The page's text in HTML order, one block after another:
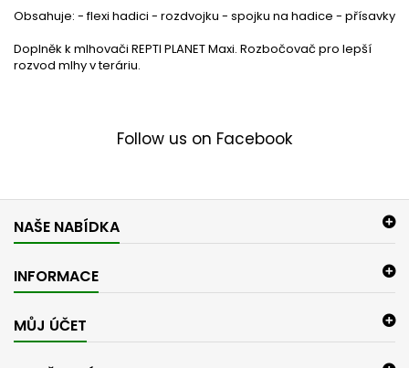
Obsahuje: - flexi hadici - rozdvojku - spojku na hadice - přísavky
Doplněk k mlhovači REPTI PLANET Maxi. Rozbočovač pro lepší
rozvod mlhy v teráriu.
Follow us on Facebook
NAŠE NABÍDKA
INFORMACE
MŮJ ÚČET